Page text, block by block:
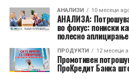
АНАЛИЗИ 10 месеци
АНАЛИЗА:
во фокус: пониски
полесно аплицирање
ПРОДУКТИ 12 месеци
Промотивен
ПроКредит Банка